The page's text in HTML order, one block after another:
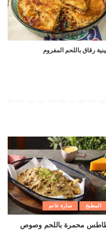
رقاق باللحم المفروم
المطبخ سارة غانم
محمرة باللحم وصوص